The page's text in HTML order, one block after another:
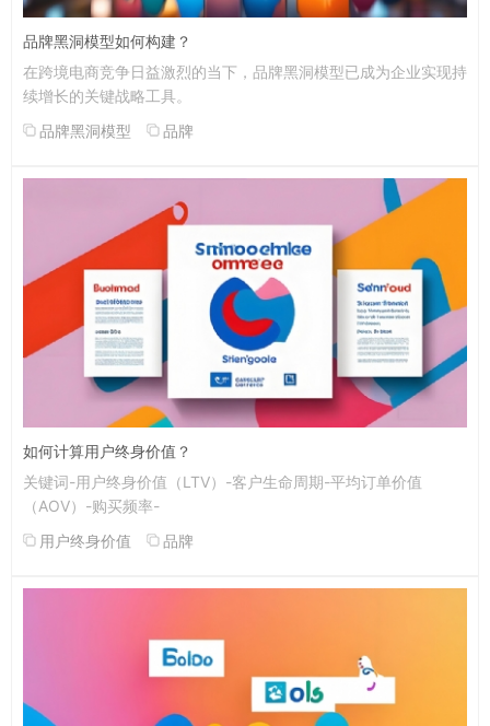
品牌黑洞模型如何构建？
在跨境电商竞争日益激烈的当下，品牌黑洞模型已成为企业实现持
续增长的关键战略工具。
品牌黑洞模型
品牌
如何计算用户终身价值？
关键词-用户终身价值（LTV）-客户生命周期-平均订单价值
（AOV）-购买频率-
用户终身价值
品牌